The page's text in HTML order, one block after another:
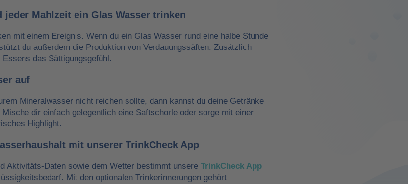
jeder Mahlzeit ein Glas Wasser trinken
mit einem Ereignis. Wenn du ein Glas Wasser rund eine halbe Stunde
du außerdem die Produktion von Verdauungssäften. Zusätzlich
das Sättigungsgefühl.
auf
Mineralwasser nicht reichen sollte, dann kannst du deine Getränke
dir einfach gelegentlich eine Saftschorle oder sorge mit einer
Highlight.
mit unserer TrinkCheck App
Aktivitäts-Daten sowie dem Wetter bestimmt unsere TrinkCheck App
Mit den optionalen Trinkerinnerungen gehört